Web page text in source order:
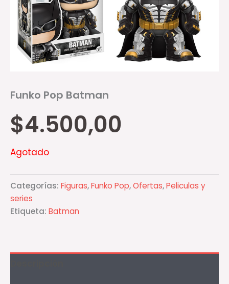
Funko Pop Batman
$4.500,00
Agotado
Categorías: Figuras,Funko Pop,Ofertas,Peliculas y
series
Etiqueta: Batman